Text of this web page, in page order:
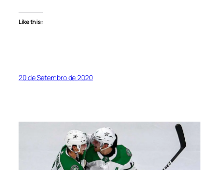
Like this:
20 de Setembro de 2020